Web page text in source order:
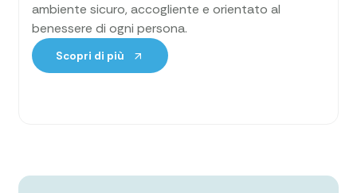
ambiente sicuro, accogliente e orientato al
benessere di ogni persona.
Scopri di più